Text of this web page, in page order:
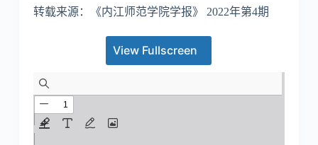
转载来源：《内江师范学院学报》 2022年第4期
View Fullscreen